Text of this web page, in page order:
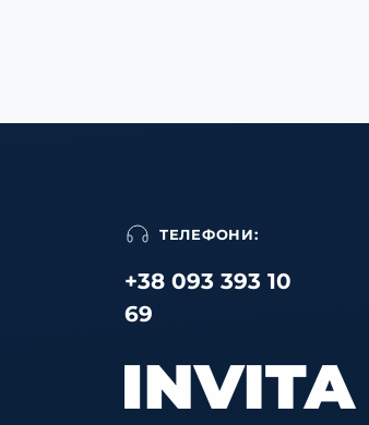
ТЕЛЕФОНИ:
+38 093 393 10
69